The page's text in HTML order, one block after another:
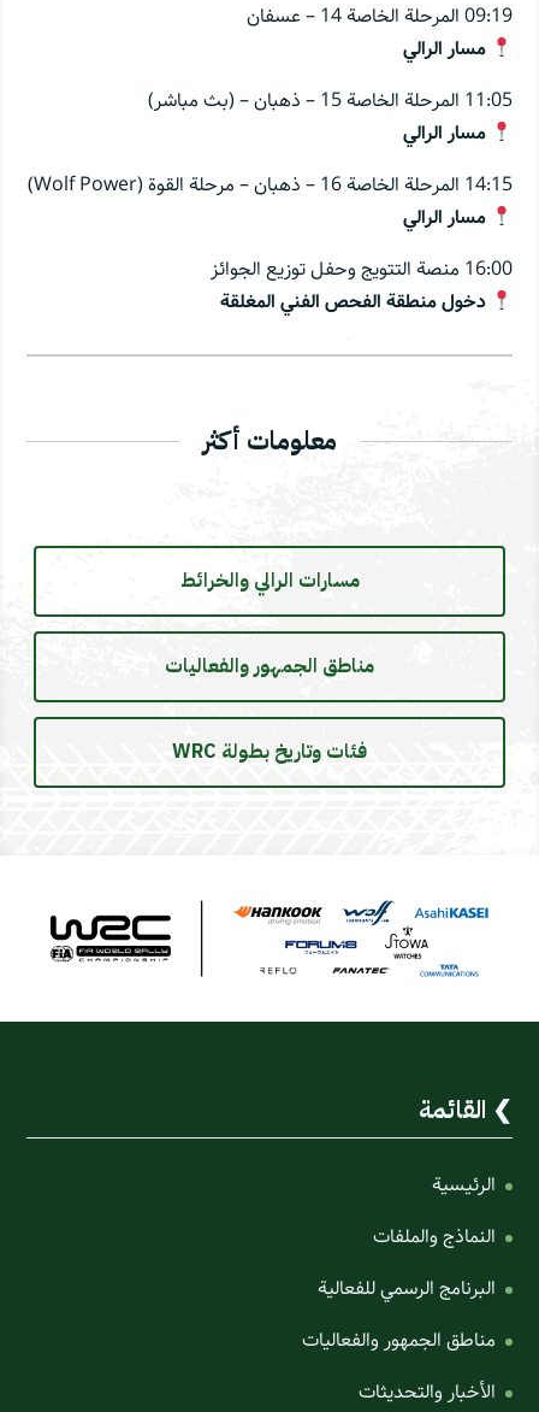
09:19 المرحلة الخاصة 14 – عسفان
مسار الرالي
11:05 المرحلة الخاصة 15 – ذهبان – (بث مباشر)
مسار الرالي
14:15 المرحلة الخاصة 16 – ذهبان – مرحلة القوة (Wolf Power)
مسار الرالي
16:00 منصة التتويج وحفل توزيع الجوائز
دخول منطقة الفحص الفني المغلقة
معلومات أكثر
مسارات الرالي والخرائط
مناطق الجمهور والفعاليات
فئات وتاريخ بطولة WRC
القائمة
الرئيسية
النماذج والملفات
البرنامج الرسمي للفعالية
مناطق الجمهور والفعاليات
الأخبار والتحديثات